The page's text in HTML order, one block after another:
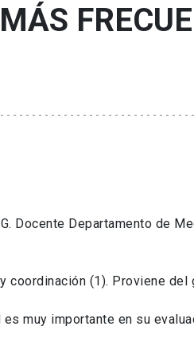
Docente Departamento de
coordinación (1). Proviene del
muy importante en su